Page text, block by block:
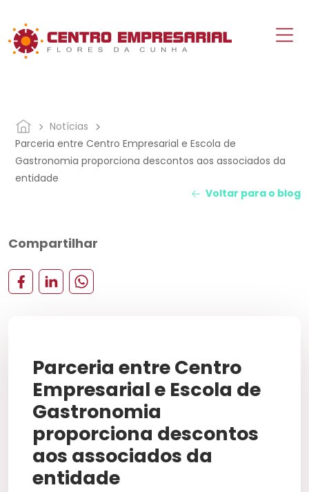
Notícias
Parceria entre Centro Empresarial e Escola de
Gastronomia proporciona descontos aos associados da
entidade
Voltar para o blog
Compartilhar
Parceria entre Centro
Empresarial e Escola de
Gastronomia
proporciona descontos
aos associados da
entidade